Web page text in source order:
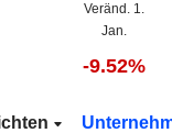
Veränd. 1.
Jan.
-9.52%